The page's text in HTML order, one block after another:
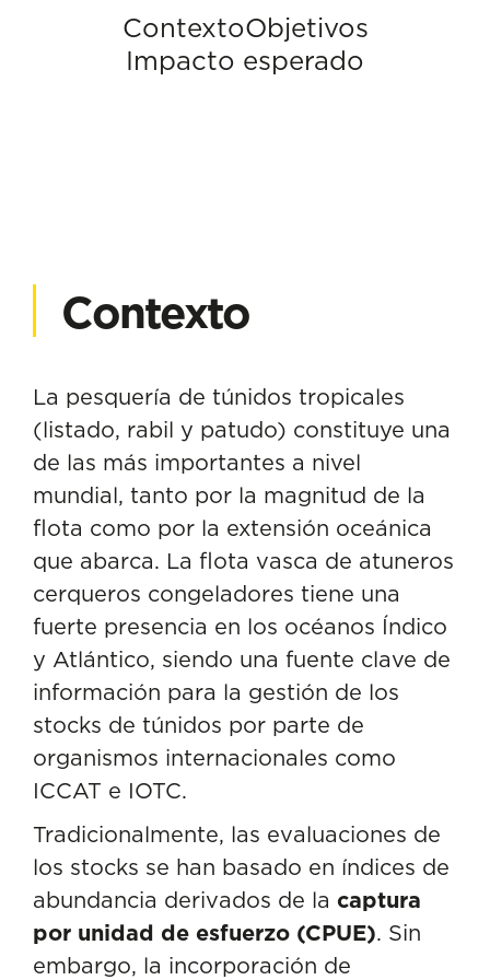
ContextoObjetivos
Impacto esperado
Contexto
La pesquería de túnidos tropicales
(listado, rabil y patudo) constituye una
de las más importantes a nivel
mundial, tanto por la magnitud de la
flota como por la extensión oceánica
que abarca. La flota vasca de atuneros
cerqueros congeladores tiene una
fuerte presencia en los océanos Índico
y Atlántico, siendo una fuente clave de
información para la gestión de los
stocks de túnidos por parte de
organismos internacionales como
ICCAT e IOTC.
Tradicionalmente, las evaluaciones de
los stocks se han basado en índices de
abundancia derivados de la captura
por unidad de esfuerzo (CPUE). Sin
embargo, la incorporación de